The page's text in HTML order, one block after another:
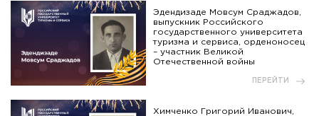
Эдендизаде Мовсум Сраджадов,
выпускник Российского
государственного университета
туризма и сервиса, орденоносец
– участник Великой
Отечественной войны
ПЕРЕЙТИ
Химченко Григорий Иванович,